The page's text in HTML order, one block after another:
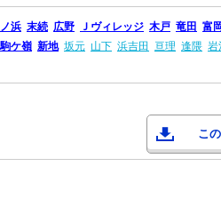
浜 末続 広野 Ｊヴィレッジ 木戸 竜田 富岡
駒ケ嶺 新地 坂元 山下 浜吉田 亘理 逢隈 岩
こ